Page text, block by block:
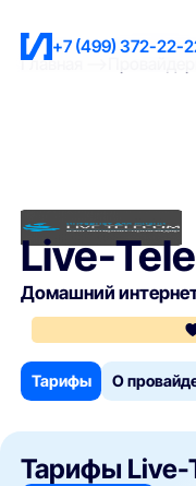
+7 (499) 372-22-
Главная
Live-
Домашний
Тарифы О
Тарифы Live-